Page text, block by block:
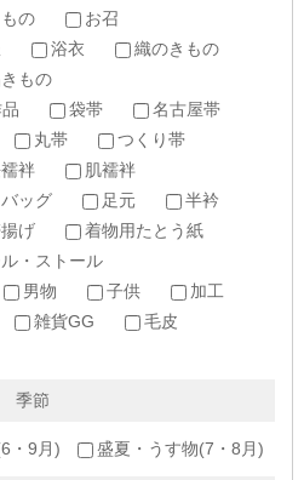
の
お召
浴衣
織のきもの
もの
袋帯
名古屋帯
丸帯
つくり帯
袢
肌襦袢
バッグ 足元
半衿
げ
着物用たとう紙
・ストール
男物 子供
加工
雑貨GG
毛皮
季節
・9月) 盛夏・うす物(7・8月)